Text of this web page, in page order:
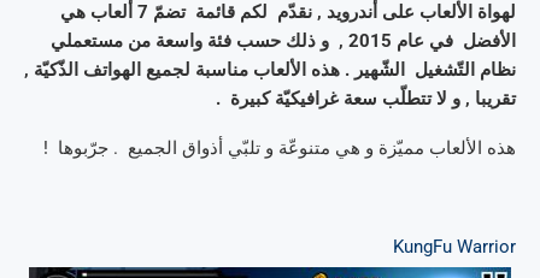
لهواة الألعاب على أندرويد , نقدّم لكم قائمة تضمّ 7 ألعاب هي
الأفضل في عام 2015 , و ذلك حسب فئة واسعة من مستعملي
نظام التّشغيل الشّهير . هذه الألعاب مناسبة لجميع الهواتف الذّكيّة ,
تقريبا , و لا تتطلّب سعة غرافيكيّة كبيرة .
هذه الألعاب مميّزة و هي متنوعّة و تلبّي أذواق الجميع . جرّبوها !
KungFu Warrior